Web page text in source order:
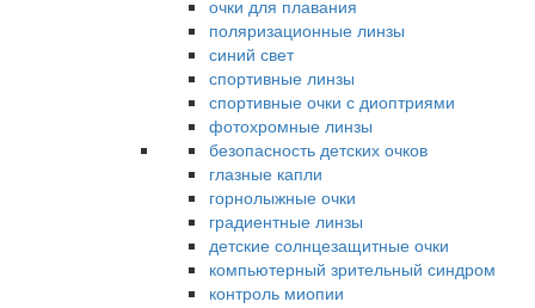
очки для плавания
поляризационные линзы
синий свет
спортивные линзы
спортивные очки с диоптриями
фотохромные линзы
безопасность детских очков
глазные капли
горнолыжные очки
градиентные линзы
детские солнцезащитные очки
компьютерный зрительный синдром
контроль миопии